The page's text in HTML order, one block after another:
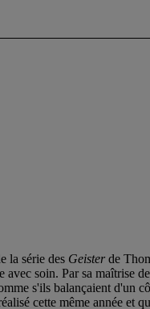
la série des Geisterde
soin. Par sa
s'ils balançaient
cette même année et